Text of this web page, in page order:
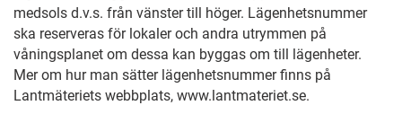
medsols d.v.s. från vänster till höger. Lägenhetsnummer
ska reserveras för lokaler och andra utrymmen på
våningsplanet om dessa kan byggas om till lägenheter.
Mer om hur man sätter lägenhetsnummer finns på
Lantmäteriets webbplats, www.lantmateriet.se.